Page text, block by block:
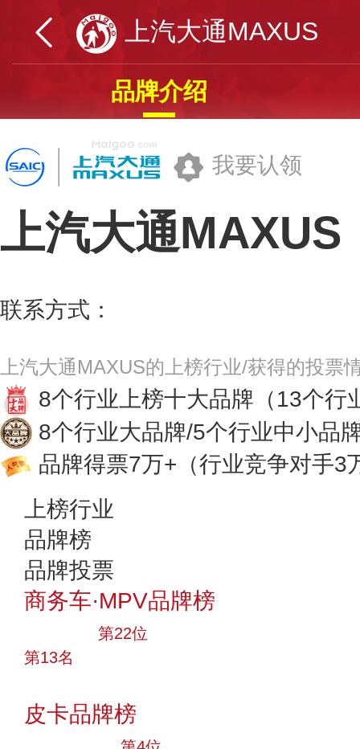
上汽大通MAXUS
品牌介绍
我要认领
上汽大通MAXUS
联系方式：
上汽大通MAXUS的上榜行业/获得的投票
8个行业上榜十大品牌 （13个行
8个行业大品牌/5个行业中小品
品牌得票7万+ （行业竞争对手3
上榜行业
品牌榜
品牌投票
商务车·MPV品牌榜
第22位
第13名
皮卡品牌榜